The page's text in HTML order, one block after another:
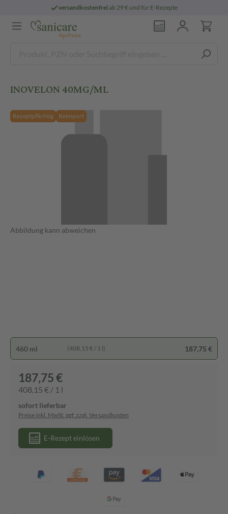
versandkostenfreiab 29 € und für E-Rezepte
INOVELON 40MG/ML
Rezeptpflichtig Reimport
Abbildung kann abweichen
460 ml (408,15 € / 1 l) 187,75 €
187,75 €
408,15 € / 1 l
sofort lieferbar
Preise inkl. MwSt. ggf. zzgl. Versandkosten
E-Rezept einlösen